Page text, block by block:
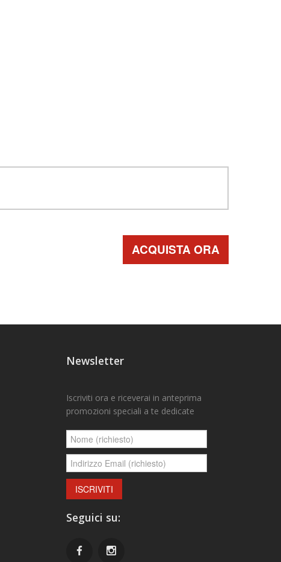
ACQUISTA ORA
Newsletter
Iscriviti ora e riceverai in anteprima
promozioni speciali a te dedicate
Seguici su: